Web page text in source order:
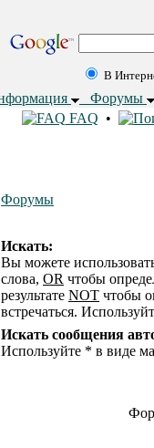
В
Форумы
FAQ •
Форумы
Искать:
Вы можете
слова, OR чтобы
результате NOT чтобы
встречаться.
Искать сообщения
Используйте * в виде